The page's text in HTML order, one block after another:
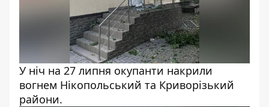
У ніч на 27 липня окупанти накрили
вогнем Нікопольський та Криворізький
райони.